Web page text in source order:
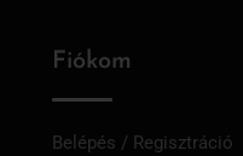
Fiókom
Belépés / Regisztráció